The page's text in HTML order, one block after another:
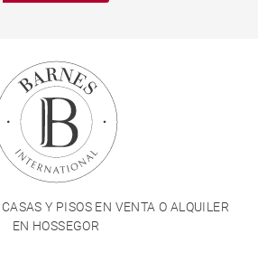
Y PISOS EN VENTA O ALQUILER
EN HOSSEGOR